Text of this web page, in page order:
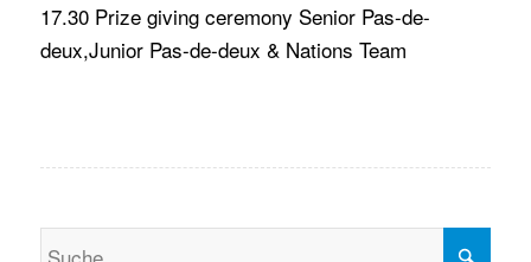
17.30 Prize giving ceremony Senior Pas-de-
deux,Junior Pas-de-deux & Nations Team